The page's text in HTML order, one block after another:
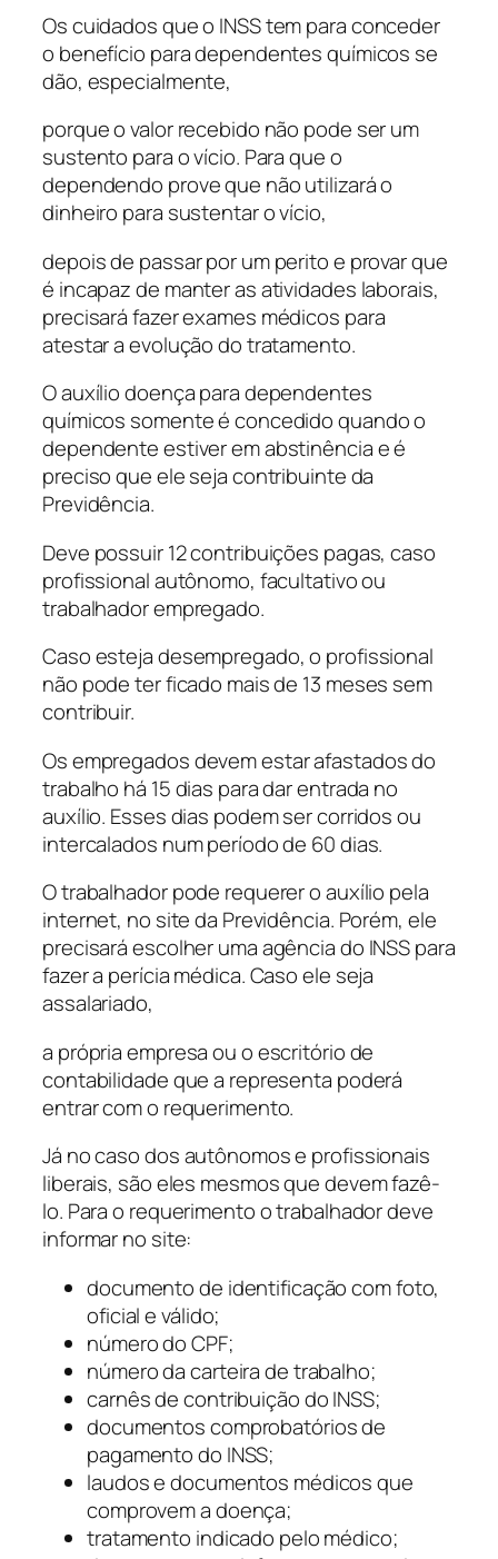
Os cuidados que o INSS tem para conceder
o benefício para dependentes químicos se
dão, especialmente,
porque o valor recebido não pode ser um
sustento para o vício. Para que o
dependendo prove que não utilizará o
dinheiro para sustentar o vício,
depois de passar por um perito e provar que
é incapaz de manter as atividades laborais,
precisará fazer exames médicos para
atestar a evolução do tratamento.
O auxílio doença para dependentes
químicos somente é concedido quando o
dependente estiver em abstinência e é
preciso que ele seja contribuinte da
Previdência.
Deve possuir 12 contribuições pagas, caso
profissional autônomo, facultativo ou
trabalhador empregado.
Caso esteja desempregado, o profissional
não pode ter ficado mais de 13 meses sem
contribuir.
Os empregados devem estar afastados do
trabalho há 15 dias para dar entrada no
auxílio. Esses dias podem ser corridos ou
intercalados num período de 60 dias.
O trabalhador pode requerer o auxílio pela
internet, no site da Previdência. Porém, ele
precisará escolher uma agência do INSS para
fazer a perícia médica. Caso ele seja
assalariado,
a própria empresa ou o escritório de
contabilidade que a representa poderá
entrar com o requerimento.
Já no caso dos autônomos e profissionais
liberais, são eles mesmos que devem fazê-
lo. Para o requerimento o trabalhador deve
informar no site:
documento de identificação com foto,
oficial e válido;
número do CPF;
número da carteira de trabalho;
carnês de contribuição do INSS;
documentos comprobatórios de
pagamento do INSS;
laudos e documentos médicos que
comprovem a doença;
tratamento indicado pelo médico;